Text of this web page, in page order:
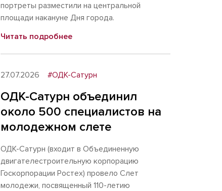
портреты разместили на центральной
площади накануне Дня города.
Читать подробнее
27.07.2026 #ОДК-Сатурн
ОДК-Сатурн объединил
около 500 специалистов на
молодежном слете
ОДК-Сатурн (входит в Объединенную
двигателестроительную корпорацию
Госкорпорации Ростех) провело Слет
молодежи, посвященный 110-летию